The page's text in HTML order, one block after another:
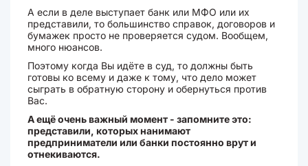
А если в деле выступает банк или МФО или их
представили, то большинство справок, договоров и
бумажек просто не проверяется судом. Вообщем,
много нюансов.
Поэтому когда Вы идёте в суд, то должны быть
готовы ко всему и даже к тому, что дело может
сыграть в обратную сторону и обернуться против
Вас.
А ещё очень важный момент - запомните это:
представили, которых нанимают
предприниматели или банки постоянно врут и
отнекиваются.